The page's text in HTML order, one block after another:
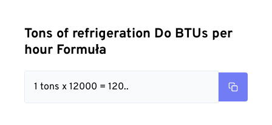
Tons of refrigeration Do BTUs per
hour Formuła
1 tons x 12000 = 120..